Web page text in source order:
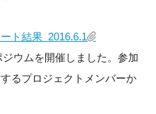
ト結果 2016.6.1
ウムを開催しました。参加
るプロジェクトメンバーか